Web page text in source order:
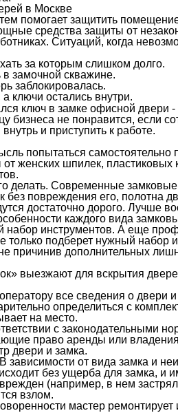
помогает защитить
средства защиты от
Ситуаций, когда
за которым слишком долго.
в замочной скважине.
заблокировалась.
ключи остались внутри.
бизнеса не понравится, если
и приступить к работе.
попытаться самостоятельно
женских шпилек, пластиковых
делать. Современные
без повреждения его, полотна
достаточно дорого. Лучше
каждого вида
набор инструментов. А еще
только подберет нужный набор
причинив дополнительных
выезжают для вскрытия
все сведения о двери
определиться с
на место.
с законодательными
право аренды или
двери и замка.
зависимости от вида замка и
без ущерба для замка, и
(например, в нем
взлом.
мастер